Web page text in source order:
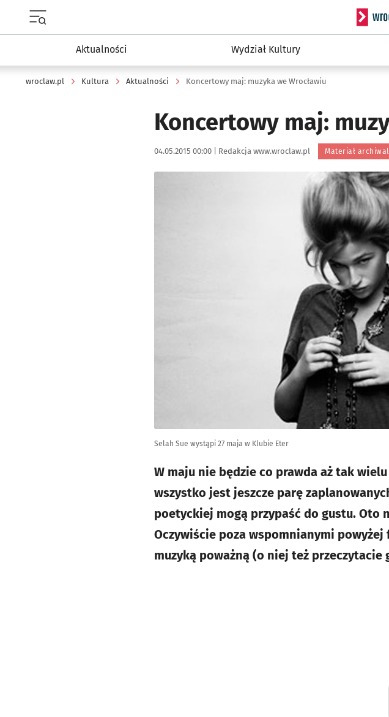
Serwis
Aktualności Wydział Kultury
wroclaw.pl Kultura Aktualności Koncertowy maj: muzyka we Wrocławiu
Koncertowy maj:
Data publikacji:
04.05.2015 00:00 | Autor:
Redakcja www.wroclaw.pl Materiał
Selah Sue wystąpi 27 maja w Klubie Eter
W maju nie będzie co prawda aż tak
wszystko jest jeszcze parę
poetyckiej mogą przypaść do gustu. Oto
Oczywiście poza wspomnianymi
muzyką poważną (o niej też przeczytacie